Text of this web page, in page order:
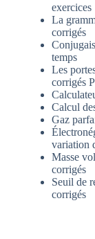
exercices
La
corrigés
temps
Les
corrigés
Calcul
Gaz
variation
Masse
corrigés
Seuil de
corrigés